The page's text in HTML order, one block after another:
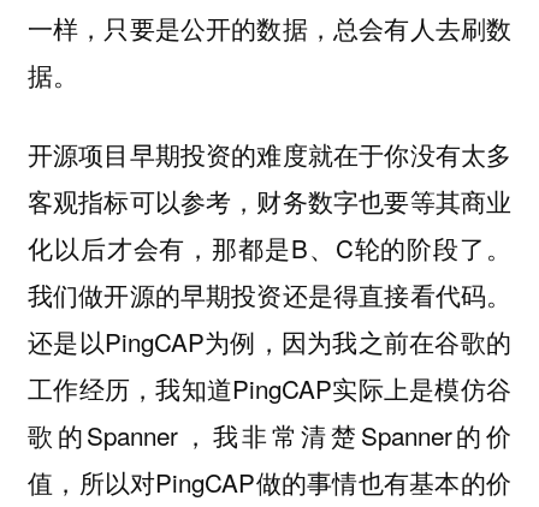
一样，只要是公开的数据，总会有人去刷数
据。
开源项目早期投资的难度就在于你没有太多
客观指标可以参考，财务数字也要等其商业
化以后才会有，那都是B、C轮的阶段了。
我们做开源的早期投资还是得直接看代码。
还是以PingCAP为例，因为我之前在谷歌的
工作经历，我知道PingCAP实际上是模仿谷
歌的Spanner，我非常清楚Spanner的价
值，所以对PingCAP做的事情也有基本的价